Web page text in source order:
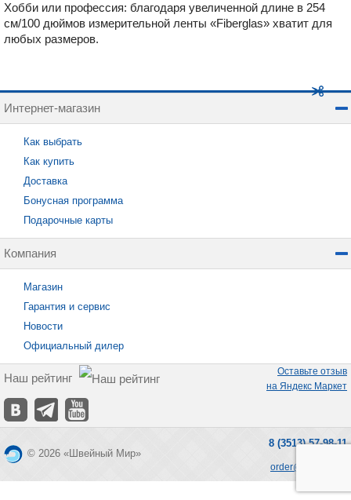
Хобби или профессия: благодаря увеличенной длине в 254
см/100 дюймов измерительной ленты «Fiberglas» хватит для
любых размеров.
Интернет-магазин
Как выбрать
Как купить
Доставка
Бонусная программа
Подарочные карты
Компания
Магазин
Гарантия и сервис
Новости
Официальный дилер
Наш рейтинг
Оставьте отзыв
на Яндекс Маркет
© 2026 «Швейный Мир»
8 (3513) 57-98-11
order@seworld.ru